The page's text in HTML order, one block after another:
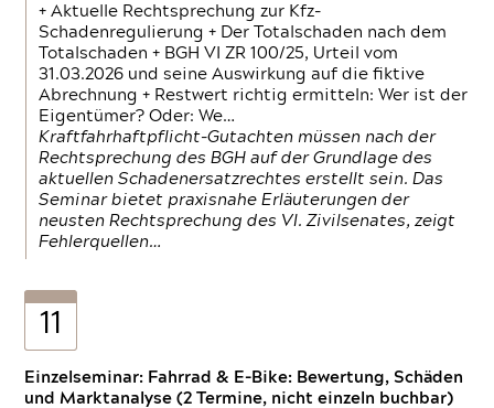
+ Aktuelle Rechtsprechung zur Kfz-
Schadenregulierung + Der Totalschaden nach dem
Totalschaden + BGH VI ZR 100/25, Urteil vom
31.03.2026 und seine Auswirkung auf die fiktive
Abrechnung + Restwert richtig ermitteln: Wer ist der
Eigentümer? Oder: We…
Kraftfahrhaftpflicht-Gutachten müssen nach der
Rechtsprechung des BGH auf der Grundlage des
aktuellen Schadenersatzrechtes erstellt sein. Das
Seminar bietet praxisnahe Erläuterungen der
neusten Rechtsprechung des VI. Zivilsenates, zeigt
Fehlerquellen…
11
Einzelseminar: Fahrrad & E-Bike: Bewertung, Schäden
und Marktanalyse (2 Termine, nicht einzeln buchbar)